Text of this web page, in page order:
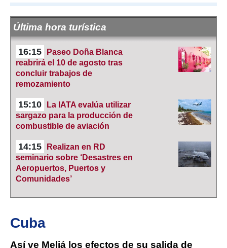
Última hora turística
16:15
Paseo Doña Blanca
reabrirá el 10 de agosto tras
concluir trabajos de
remozamiento
15:10
La IATA evalúa utilizar
sargazo para la producción de
combustible de aviación
14:15
Realizan en RD
seminario sobre ‘Desastres en
Aeropuertos, Puertos y
Comunidades’
Cuba
Así ve Meliá los efectos de su salida de